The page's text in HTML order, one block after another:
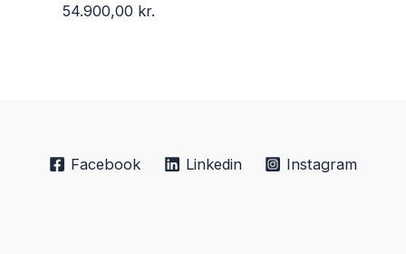
54.900,00 kr.
Facebook Linkedin Instagram